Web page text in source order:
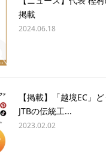
掲載
2024.06.18
【掲載】「越境EC」
JTBの伝統工...
2023.02.02